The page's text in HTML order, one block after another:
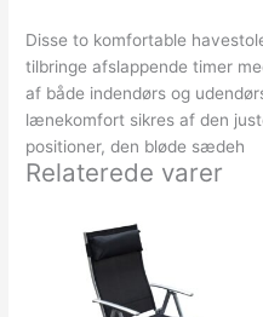
Disse to komfortable
tilbringe afslappende timer
af både indendørs og
lænekomfort sikres af den
positioner, den bløde sædeh
Relaterede varer